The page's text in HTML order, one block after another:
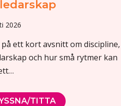
2026
på ett kort avsnitt om discipline,
och hur små rytmer kan
TITTA